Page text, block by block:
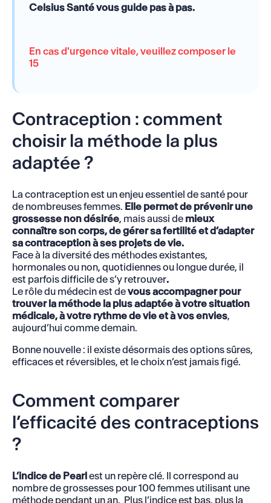
Celsius Santé vous guide pas à pas.
En cas d'urgence vitale, veuillez composer le
15
Contraception : comment
choisir la méthode la plus
adaptée ?
La contraception est un enjeu essentiel de santé pour
de nombreuses femmes. Elle permet de prévenirune
grossesse non désirée, mais aussi de mieux
connaître son corps,de gérer sa fertilité et d’adapter
sa contraception à ses projets de vie.
Face à la diversité des méthodes existantes,
hormonales ou non, quotidiennes ou longue durée, il
est parfois difficile de s’y retrouver.
Le rôle du médecin est devous accompagner pour
trouverla méthode la plus adaptée à votre situation
médicale, à votre rythme de vie et à vos envies,
aujourd’hui comme demain.
Bonne nouvelle : il existe désormais des options sûres,
efficaces et réversibles, et le choix n’est jamais figé.
Comment comparer
l’efficacité des contraceptions
?
L’indice de Pearlest un repère clé. Il correspond au
nombre de grossesses pour 100 femmes utilisant une
méthode pendant un an. Plus l’indice est bas, plus la